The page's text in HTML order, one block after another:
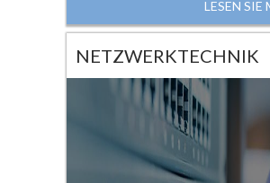
LESEN SIE
NETZWERKTECHNIK